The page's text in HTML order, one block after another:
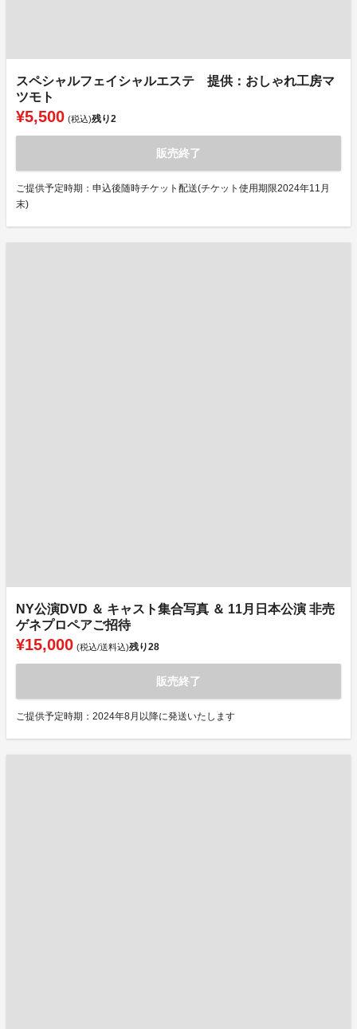
スペシャルフェイシャルエステ 提供：おしゃれ工房マ
ツモト
¥5,500 (税込)残り2
販売終了
ご提供予定時期：申込後随時チケット配送(チケット使用期限2024年11月
末)
NY公演DVD ＆ キャスト集合写真 ＆ 11月日本公演 非売
ゲネプロペアご招待
¥15,000 (税込/送料込)残り28
販売終了
ご提供予定時期：2024年8月以降に発送いたします